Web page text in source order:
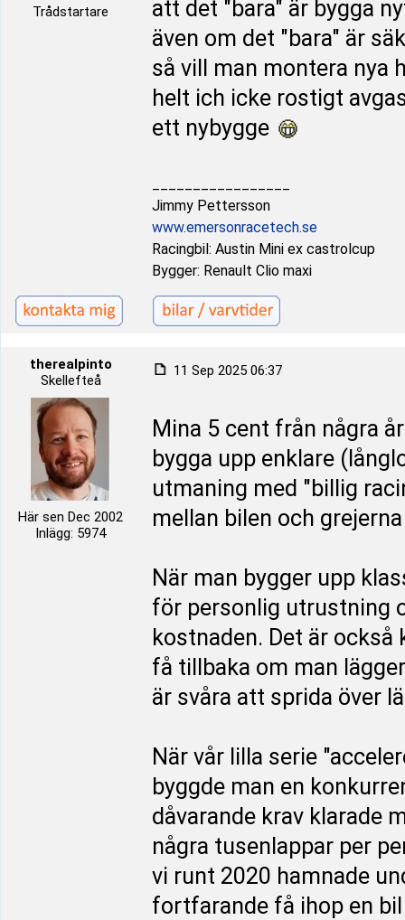
Trådstartare
att det "bara" är bygga
även om det "bara" är
så vill man montera nya
helt ich icke rostigt
ett nybygge
Jimmy Pettersson
www.emersonracetech.se
Racingbil: Austin Mini ex castrolcup
Bygger: Renault Clio maxi
therealpinto
Skellefteå
Här sen Dec 2002
Inlägg: 5974
11 Sep 2025 06:37
Mina 5 cent från några
bygga upp enklare
utmaning med "billig
mellan bilen och
När man bygger upp
för personlig utrustning
kostnaden. Det är
få tillbaka om man
är svåra att sprida över
När vår lilla serie
byggde man en
dåvarande krav klarade
några tusenlappar per
vi runt 2020 hamnade
fortfarande få ihop en